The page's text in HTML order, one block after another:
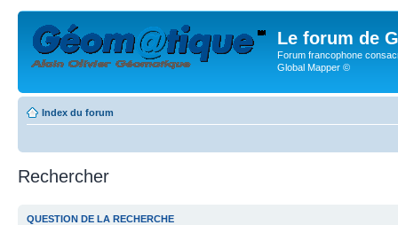
Le forum de
Forum francophone
Global Mapper ©
Index du forum
Rechercher
QUESTION DE LA RECHERCHE